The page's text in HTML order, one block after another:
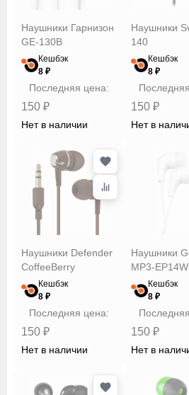
Наушники Гарнизон
GE-130B
Кешбэк
8 ₽
Последняя цена:
150 ₽
Нет в наличии
Наушники
140
Кешбэк
8 ₽
150 ₽
Нет в
Наушники Defender
CoffeeBerry
Кешбэк
8 ₽
Последняя цена:
150 ₽
Нет в наличии
Наушники
MP3-EP14W
Кешбэк
8 ₽
150 ₽
Нет в